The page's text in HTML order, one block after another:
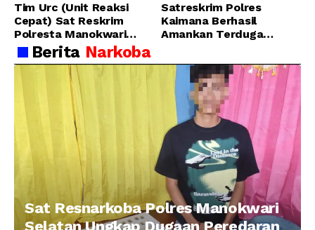
Tim Urc (Unit Reaksi
Cepat) Sat Reskrim
Polresta Manokwari
Berhasil Tangkap 2
Pelaku Pengeroyokan di
Taman Ria kab.
Manokwari
Satreskrim Polres
Kaimana Berhasil
Amankan Terduga
Menggunakan Senjata
Tajam
Berita Narkoba
Sat Resnarkoba Polres Manokwari
Selatan Ungkap Dugaan Peredaran